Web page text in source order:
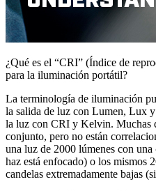
¿Qué es el “CRI” (Índice de
para la iluminación portátil?
La terminología de iluminación
la salida de luz con Lumen, Lux
la luz con CRI y Kelvin. Muchas
conjunto, pero no están
una luz de 2000 lúmenes con
haz está enfocado) o los mismos
candelas extremadamente bajas